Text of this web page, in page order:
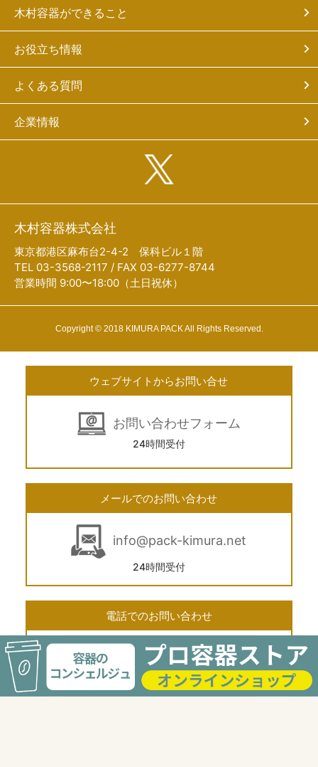
木村容器ができること
お役立ち情報
よくある質問
企業情報
木村容器株式会社
東京都港区麻布台2-4-2 保科ビル１階
TEL 03-3568-2117 / FAX 03-6277-8744
営業時間 9:00〜18:00（土日祝休）
Copyright © 2018 KIMURA PACK All Rights Reserved.
ウェブサイトからお問い合せ
お問い合わせフォーム
24時間受付
メールでのお問い合わせ
info@pack-kimura.net
24時間受付
電話でのお問い合わせ
03-3568-2117
受付時間 9:00〜18:00